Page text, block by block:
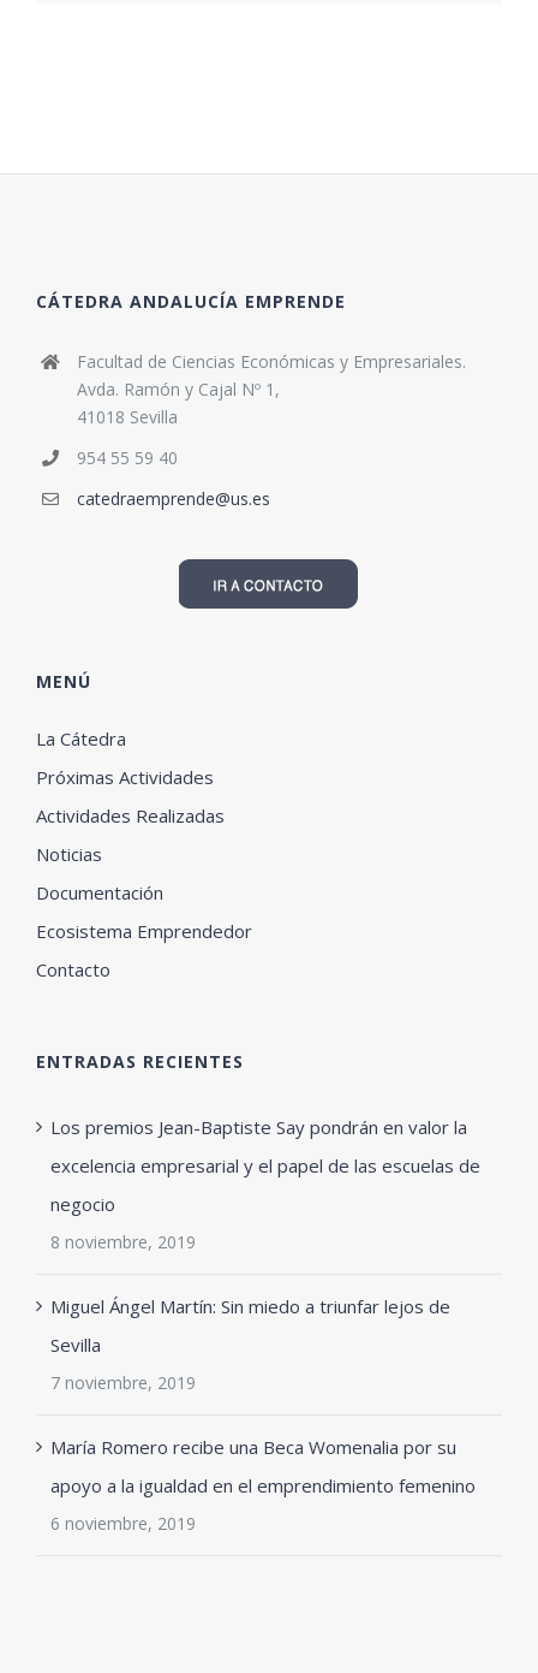
CÁTEDRA ANDALUCÍA EMPRENDE
Facultad de Ciencias Económicas y Empresariales.
Avda. Ramón y Cajal Nº 1,
41018 Sevilla
954 55 59 40
catedraemprende@us.es
MENÚ
La Cátedra
Próximas Actividades
Actividades Realizadas
Noticias
Documentación
Ecosistema Emprendedor
Contacto
ENTRADAS RECIENTES
Los premios Jean-Baptiste Say pondrán en valor la
excelencia empresarial y el papel de las escuelas de
negocio
8 noviembre, 2019
Miguel Ángel Martín: Sin miedo a triunfar lejos de
Sevilla
7 noviembre, 2019
María Romero recibe una Beca Womenalia por su
apoyo a la igualdad en el emprendimiento femenino
6 noviembre, 2019